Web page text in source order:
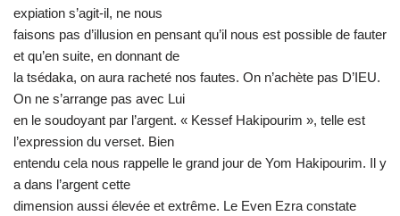
expiation s’agit-il, ne nous
faisons pas d’illusion en pensant qu’il nous est possible de fauter
et qu’en suite, en donnant de
la tsédaka, on aura racheté nos fautes. On n’achète pas D’IEU.
On ne s’arrange pas avec Lui
en le soudoyant par l’argent. « Kessef Hakipourim », telle est
l’expression du verset. Bien
entendu cela nous rappelle le grand jour de Yom Hakipourim. Il y
a dans l’argent cette
dimension aussi élevée et extrême. Le Even Ezra constate